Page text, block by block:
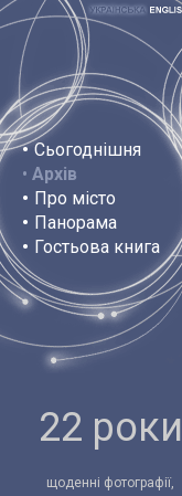
• Сьогоднішня
• Архів
• Про місто
• Панорама
• Гостьова книга
22 роки
щоденні фотографії,